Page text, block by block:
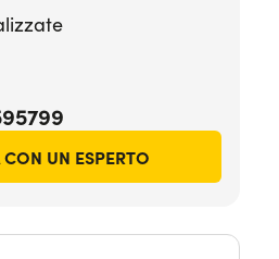
CON UN ESPERTO